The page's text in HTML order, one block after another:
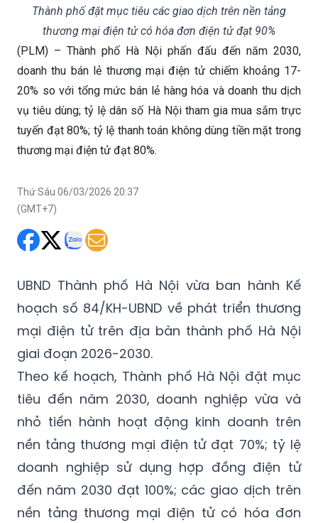
Thành phố đặt mục tiêu các giao dịch trên nền tảng
thương mại điện tử có hóa đơn điện tử đạt 90%
(PLM) – Thành phố Hà Nội phấn đấu đến năm 2030,
doanh thu bán lẻ thương mại điện tử chiếm khoảng 17-
20% so với tổng mức bán lẻ hàng hóa và doanh thu dịch
vụ tiêu dùng; tỷ lệ dân số Hà Nội tham gia mua sắm trực
tuyến đạt 80%; tỷ lệ thanh toán không dùng tiền mặt trong
thương mại điện tử đạt 80%.
Thứ Sáu 06/03/2026 20:37
(GMT+7)
UBND Thành phố Hà Nội vừa ban hành Kế
hoạch số 84/KH-UBND về phát triển thương
mại điện tử trên địa bàn thành phố Hà Nội
giai đoạn 2026-2030.
Theo kế hoạch, Thành phố Hà Nội đặt mục
tiêu đến năm 2030, doanh nghiệp vừa và
nhỏ tiến hành hoạt động kinh doanh trên
nền tảng thương mại điện tử đạt 70%; tỷ lệ
doanh nghiệp sử dụng hợp đồng điện tử
đến năm 2030 đạt 100%; các giao dịch trên
nền tảng thương mại điện tử có hóa đơn